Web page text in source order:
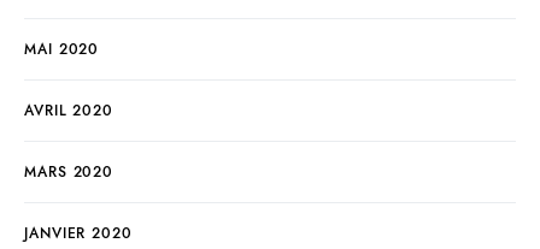
MAI 2020
AVRIL 2020
MARS 2020
JANVIER 2020